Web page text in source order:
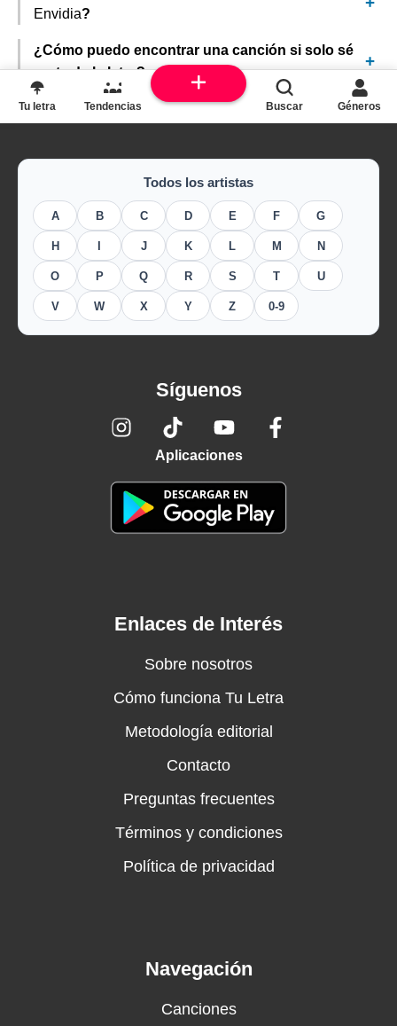
Envidia?
¿Cómo puedo encontrar una canción si solo sé
parte de la letra?
Todos los artistas
A B C D E F G
H J K L M N
O P Q R S T U
V W X Y Z 0-9
Síguenos
Aplicaciones
Enlaces de Interés
Sobre nosotros
Cómo funciona Tu Letra
Metodología editorial
Contacto
Preguntas frecuentes
Términos y condiciones
Política de privacidad
Navegación
Canciones
Tu letra Tendencias Buscar Géneros